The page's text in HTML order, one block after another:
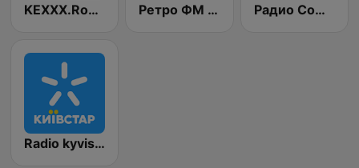
KEXXX.Rocks Ukraine Ретро ФМ | Retro FM Радио София (Sofia)
Radio kyvistar Business